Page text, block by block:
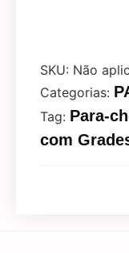
SKU: Não
Categorias:
Tag: Para-
com